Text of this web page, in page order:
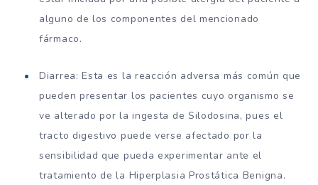
alguno de los componentes del mencionado
fármaco.
Diarrea: Esta es la reacción adversa más común que
pueden presentar los pacientes cuyo organismo se
ve alterado por la ingesta de Silodosina, pues el
tracto digestivo puede verse afectado por la
sensibilidad que pueda experimentar ante el
tratamiento de la Hiperplasia Prostática Benigna.